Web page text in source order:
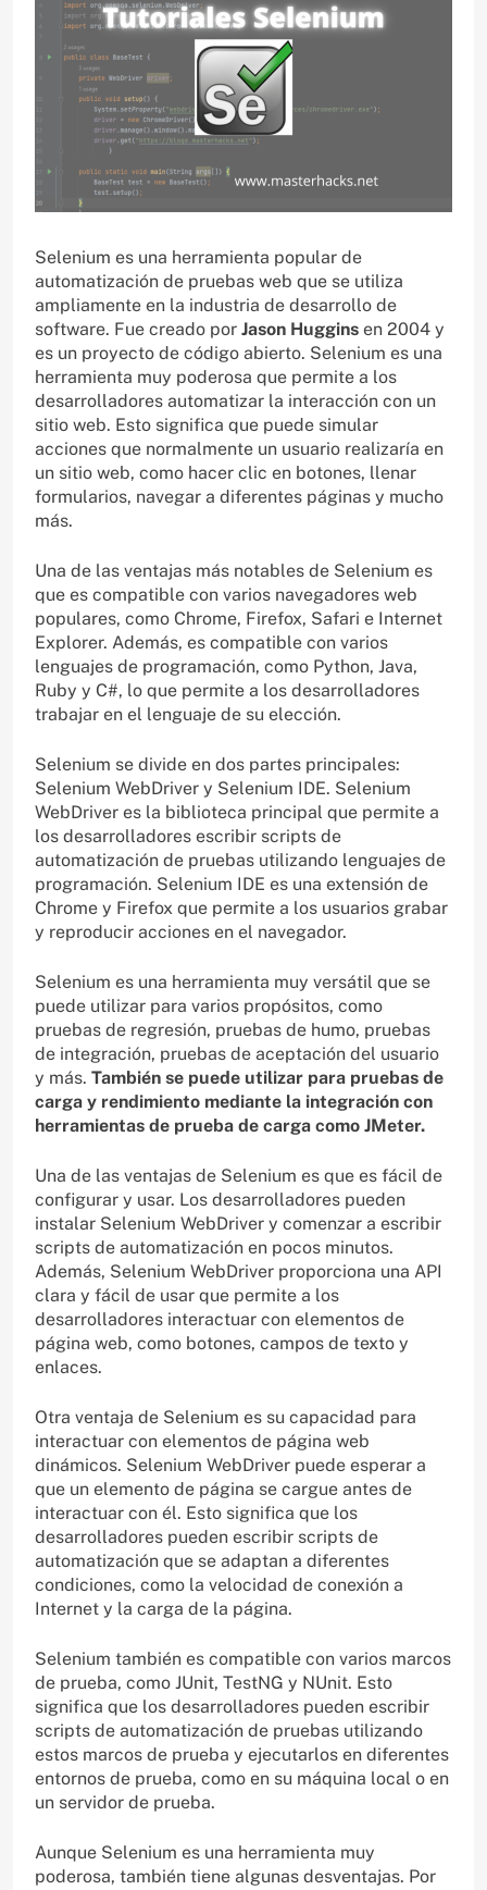
Selenium es una herramienta popular de
automatización de pruebas web que se utiliza
ampliamente en la industria de desarrollo de
software. Fue creado por Jason Huggins en 2004 y
es un proyecto de código abierto. Selenium es una
herramienta muy poderosa que permite a los
desarrolladores automatizar la interacción con un
sitio web. Esto significa que puede simular
acciones que normalmente un usuario realizaría en
un sitio web, como hacer clic en botones, llenar
formularios, navegar a diferentes páginas y mucho
más.
Una de las ventajas más notables de Selenium es
que es compatible con varios navegadores web
populares, como Chrome, Firefox, Safari e Internet
Explorer. Además, es compatible con varios
lenguajes de programación, como Python, Java,
Ruby y C#, lo que permite a los desarrolladores
trabajar en el lenguaje de su elección.
Selenium se divide en dos partes principales:
Selenium WebDriver y Selenium IDE. Selenium
WebDriver es la biblioteca principal que permite a
los desarrolladores escribir scripts de
automatización de pruebas utilizando lenguajes de
programación. Selenium IDE es una extensión de
Chrome y Firefox que permite a los usuarios grabar
y reproducir acciones en el navegador.
Selenium es una herramienta muy versátil que se
puede utilizar para varios propósitos, como
pruebas de regresión, pruebas de humo, pruebas
de integración, pruebas de aceptación del usuario
y más. También se puede utilizar para pruebas de
carga y rendimiento mediante la integración con
herramientas de prueba de carga como JMeter.
Una de las ventajas de Selenium es que es fácil de
configurar y usar. Los desarrolladores pueden
instalar Selenium WebDriver y comenzar a escribir
scripts de automatización en pocos minutos.
Además, Selenium WebDriver proporciona una API
clara y fácil de usar que permite a los
desarrolladores interactuar con elementos de
página web, como botones, campos de texto y
enlaces.
Otra ventaja de Selenium es su capacidad para
interactuar con elementos de página web
dinámicos. Selenium WebDriver puede esperar a
que un elemento de página se cargue antes de
interactuar con él. Esto significa que los
desarrolladores pueden escribir scripts de
automatización que se adaptan a diferentes
condiciones, como la velocidad de conexión a
Internet y la carga de la página.
Selenium también es compatible con varios marcos
de prueba, como JUnit, TestNG y NUnit. Esto
significa que los desarrolladores pueden escribir
scripts de automatización de pruebas utilizando
estos marcos de prueba y ejecutarlos en diferentes
entornos de prueba, como en su máquina local o en
un servidor de prueba.
Aunque Selenium es una herramienta muy
poderosa, también tiene algunas desventajas. Por